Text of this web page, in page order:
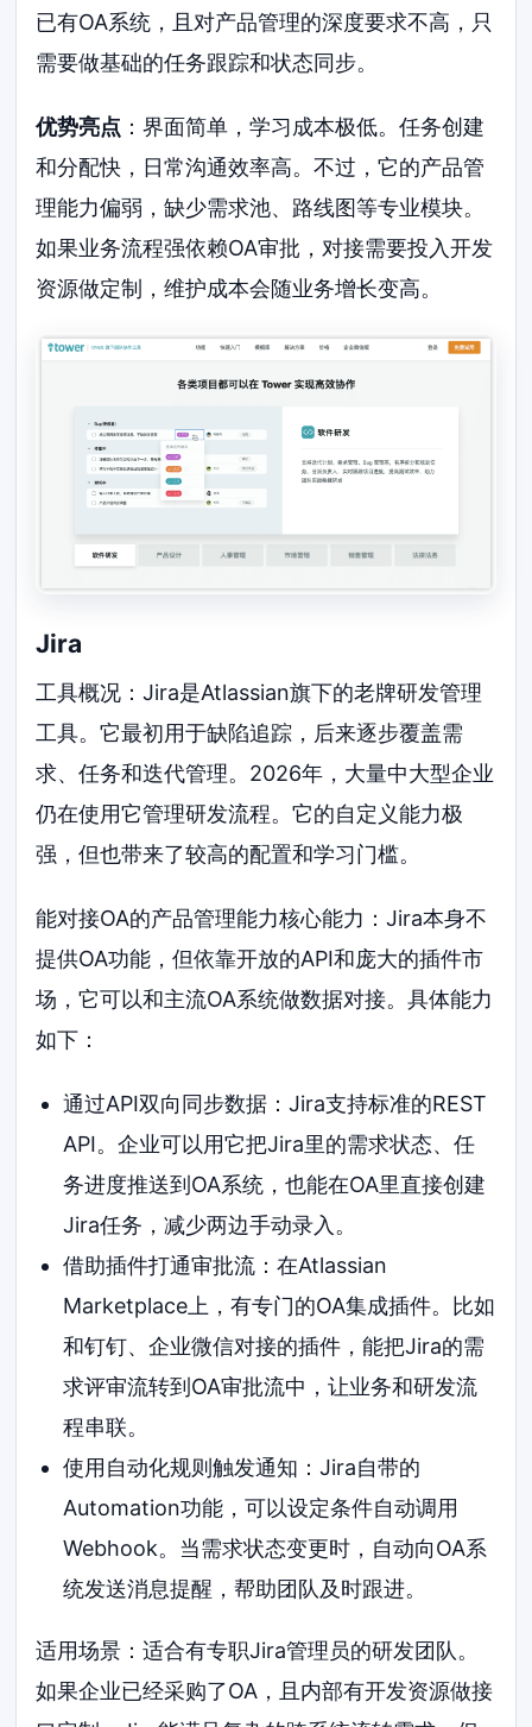
已有OA系统，且对产品管理的深度要求不高，只
需要做基础的任务跟踪和状态同步。
优势亮点 ：界面简单，学习成本极低。任务创建
和分配快，日常沟通效率高。不过，它的产品管
理能力偏弱，缺少需求池、路线图等专业模块。
如果业务流程强依赖OA审批，对接需要投入开发
资源做定制，维护成本会随业务增长变高。
Jira
工具概况：Jira是Atlassian旗下的老牌研发管理
工具。它最初用于缺陷追踪，后来逐步覆盖需
求、任务和迭代管理。2026年，大量中大型企业
仍在使用它管理研发流程。它的自定义能力极
强，但也带来了较高的配置和学习门槛。
能对接OA的产品管理能力核心能力：Jira本身不
提供OA功能，但依靠开放的API和庞大的插件市
场，它可以和主流OA系统做数据对接。具体能力
如下：
通过API双向同步数据：Jira支持标准的REST
API。企业可以用它把Jira里的需求状态、任
务进度推送到OA系统，也能在OA里直接创建
Jira任务，减少两边手动录入。
借助插件打通审批流：在Atlassian
Marketplace上，有专门的OA集成插件。比如
和钉钉、企业微信对接的插件，能把Jira的需
求评审流转到OA审批流中，让业务和研发流
程串联。
使用自动化规则触发通知：Jira自带的
Automation功能，可以设定条件自动调用
Webhook。当需求状态变更时，自动向OA系
统发送消息提醒，帮助团队及时跟进。
适用场景：适合有专职Jira管理员的研发团队。
如果企业已经采购了OA，且内部有开发资源做接